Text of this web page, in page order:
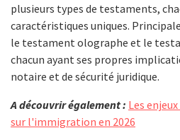
plusieurs types de testaments,
caractéristiques uniques.
le testament olographe et le
chacun ayant ses propres
notaire et de sécurité juridique.
A découvrir également : Les
sur l'immigration en 2026